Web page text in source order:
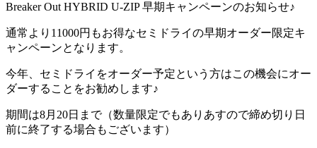
Breaker Out HYBRID U-ZIP 早期キャンペーンのお知らせ♪
通常より11000円もお得なセミドライの早期オーダー限定キ
ャンペーンとなります。
今年、セミドライをオーダー予定という方はこの機会にオー
ダーすることをお勧めします♪
期間は8月20日まで（数量限定でもありあすので締め切り日
前に終了する場合もございます）